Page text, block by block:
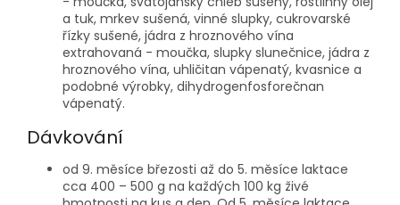
a tuk, mrkev sušená, vinné slupky, cukrovarské
řízky sušené, jádra z hroznového vína
extrahovaná - moučka, slupky slunečnice, jádra z
hroznového vína, uhličitan vápenatý, kvasnice a
podobné výrobky, dihydrogenfosforečnan
vápenatý.
Dávkování
od 9. měsíce březosti až do 5. měsíce laktace
cca 400 – 500 g na každých 100 kg živé